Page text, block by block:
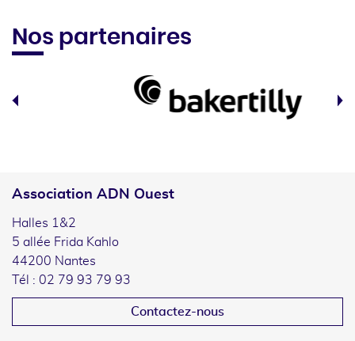
Nos partenaires
Association ADN Ouest
Halles 1&2
5 allée Frida Kahlo
44200 Nantes
Tél : 02 79 93 79 93
Contactez-nous